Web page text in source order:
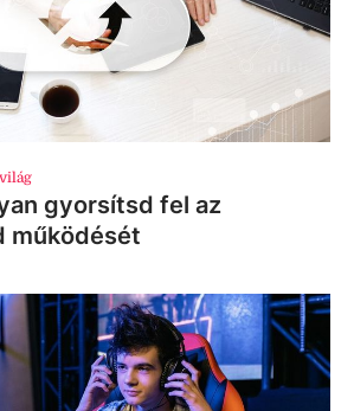
gyorsítsd fel az
működését